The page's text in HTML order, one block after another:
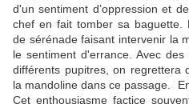
d'un sentiment d’oppression et
chef en fait tomber sa baguette.
de sérénade faisant intervenir la
le sentiment d'errance. Avec
différents pupitres, on regrettera
la mandoline dans ce passage.
Cet enthousiasme factice